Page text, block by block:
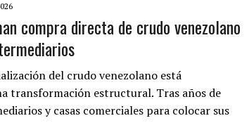
compra directa de crudo venezolano
del crudo venezolano está
transformación estructural. Tras años de
y casas comerciales para colocar sus